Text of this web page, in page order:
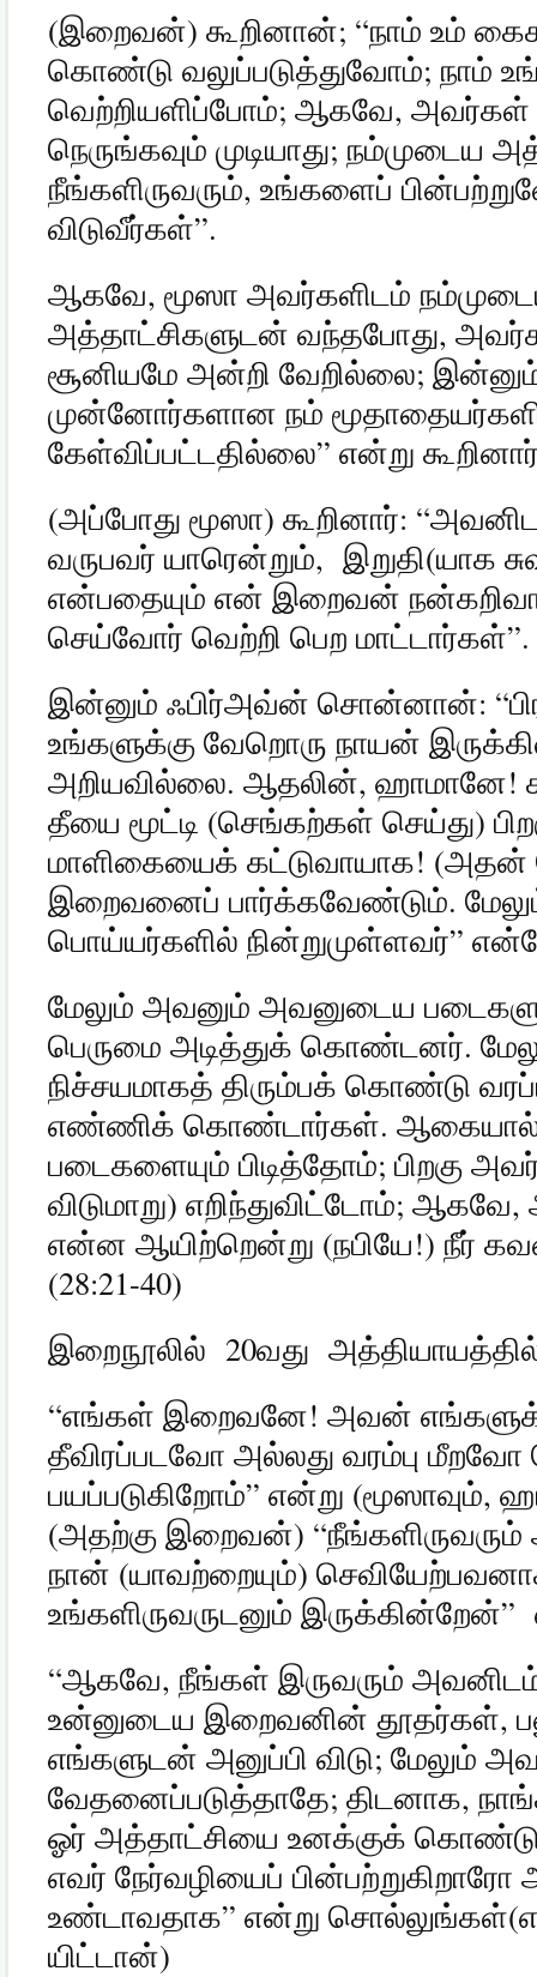
(இறைவன்) கூறினான்; “நாம் உம்
கொண்டு வலுப்படுத்துவோம்; நாம்
வெற்றியளிப்போம்; ஆகவே, அவர்கள்
நெருங்கவும் முடியாது; நம்முடைய
நீங்களிருவரும், உங்களைப்
விடுவீர்கள்”.
ஆகவே, மூஸா அவர்களிடம்
அத்தாட்சிகளுடன் வந்தபோது,
சூனியமே அன்றி வேறில்லை;
முன்னோர்களான நம்
கேள்விப்பட்டதில்லை” என்று
(அப்போது மூஸா) கூறினார்: “
வருபவர் யாரென்றும், இறுதி(யாக
என்பதையும் என் இறைவன்
செய்வோர் வெற்றி பெற மாட்டார்கள்”.
இன்னும் ஃபிர்அவ்ன் சொன்னான்: “
உங்களுக்கு வேறொரு நாயன்
அறியவில்லை. ஆதலின், ஹாமானே!
தீயை மூட்டி (செங்கற்கள் செய்து)
மாளிகையைக் கட்டுவாயாக! (அதன்
இறைவனைப் பார்க்கவேண்டும்.
பொய்யர்களில் நின்றுமுள்ளவர்”
மேலும் அவனும் அவனுடைய படைகளும்
பெருமை அடித்துக் கொண்டனர்.
நிச்சயமாகத் திரும்பக் கொண்டு
எண்ணிக் கொண்டார்கள்.
படைகளையும் பிடித்தோம்; பிறகு
விடுமாறு) எறிந்துவிட்டோம்; ஆகவே,
என்ன ஆயிற்றென்று (நபியே!) நீர்
(28:21-40)
இறைநூலில் 20வது
“எங்கள் இறைவனே! அவன்
தீவிரப்படவோ அல்லது வரம்பு
பயப்படுகிறோம்” என்று (மூஸாவும்,
(அதற்கு இறைவன்) “
நான் (யாவற்றையும்)
உங்களிருவருடனும் இருக்கின்றேன்”
“ஆகவே, நீங்கள் இருவரும்
உன்னுடைய இறைவனின் தூதர்கள்,
எங்களுடன் அனுப்பி விடு; மேலும்
வேதனைப்படுத்தாதே; திடனாக,
ஓர் அத்தாட்சியை உனக்குக் கொண்டு
எவர் நேர்வழியைப் பின்பற்றுகிறாரோ
உண்டாவதாக” என்று சொல்லுங்கள்(
யிட்டான்)